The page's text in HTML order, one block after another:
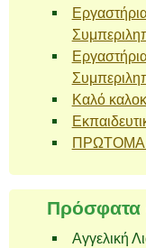
Καλό
Πρόσφατα
Αγγελική